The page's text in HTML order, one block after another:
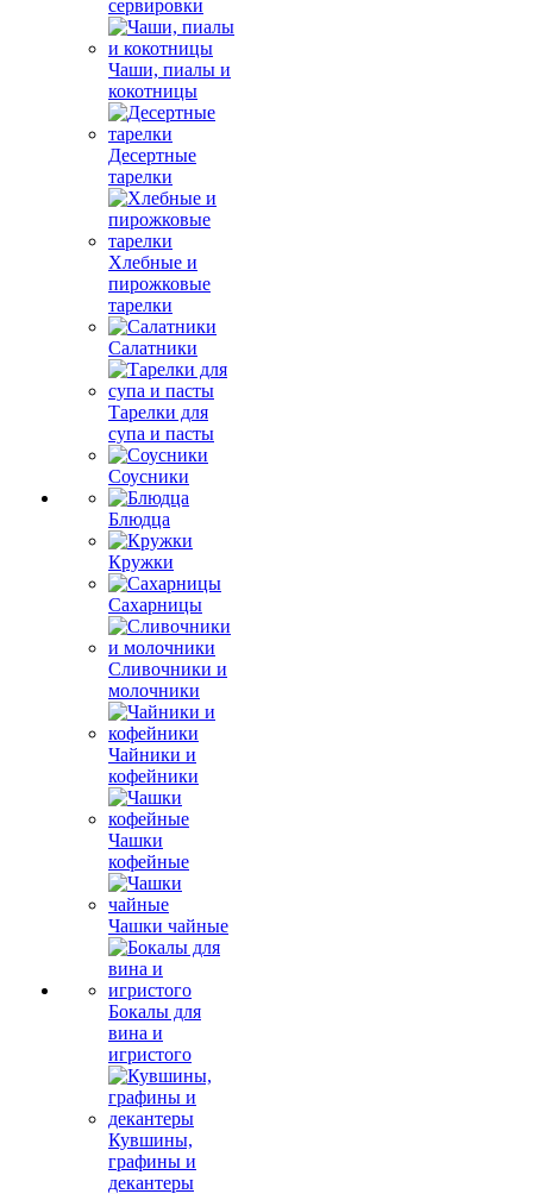
сервировки
Чаши, пиалы и
кокотницы
Десертные
тарелки
Хлебные и
пирожковые
тарелки
Салатники
Тарелки для
супа и пасты
Соусники
Блюдца
Кружки
Сахарницы
Сливочники и
молочники
Чайники и
кофейники
Чашки
кофейные
Чашки чайные
Бокалы для
вина и
игристого
Кувшины,
графины и
декантеры